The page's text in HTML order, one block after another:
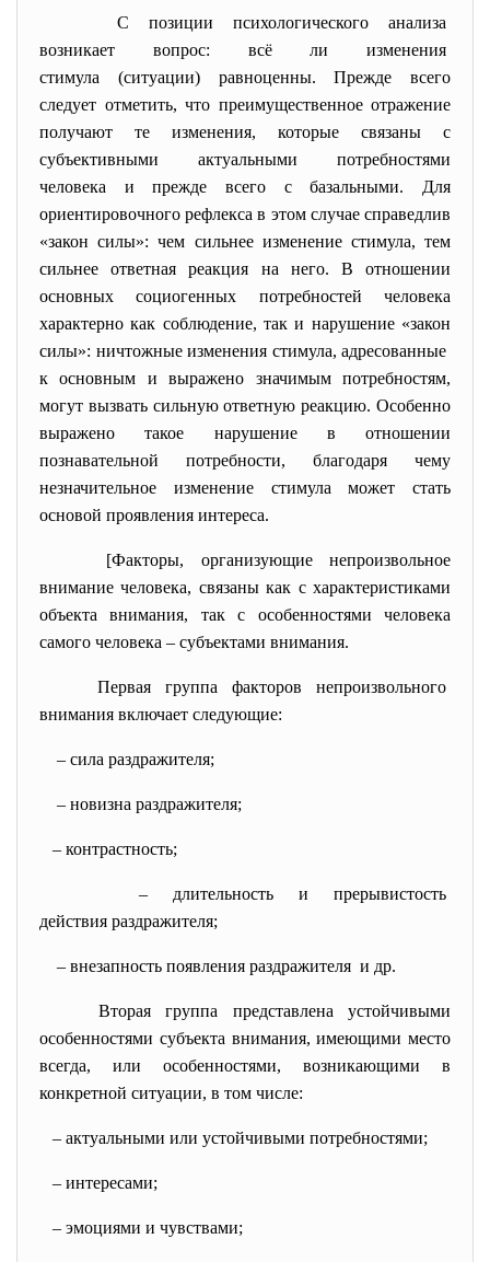
С позиции психологического анализа
возникает вопрос: всё ли изменения
стимула (ситуации) равноценны. Прежде всего
следует отметить, что преимущественное отражение
получают те изменения, которые связаны с
субъективными актуальными потребностями
человека и прежде всего с базальными. Для
ориентировочного рефлекса в этом случае справедлив
«закон силы»: чем сильнее изменение стимула, тем
сильнее ответная реакция на него. В отношении
основных социогенных потребностей человека
характерно как соблюдение, так и нарушение «закон
силы»: ничтожные изменения стимула, адресованные
к основным и выражено значимым потребностям,
могут вызвать сильную ответную реакцию. Особенно
выражено такое нарушение в отношении
познавательной потребности, благодаря чему
незначительное изменение стимула может стать
основой проявления интереса.
[Факторы, организующие непроизвольное
внимание человека, связаны как с характеристиками
объекта внимания, так с особенностями человека
самого человека – субъектами внимания.
Первая группа факторов непроизвольного
внимания включает следующие:
– сила раздражителя;
– новизна раздражителя;
– контрастность;
– длительность и прерывистость
действия раздражителя;
– внезапность появления раздражителя и др.
Вторая группа представлена устойчивыми
особенностями субъекта внимания, имеющими место
всегда, или особенностями, возникающими в
конкретной ситуации, в том числе:
– актуальными или устойчивыми потребностями;
– интересами;
– эмоциями и чувствами;